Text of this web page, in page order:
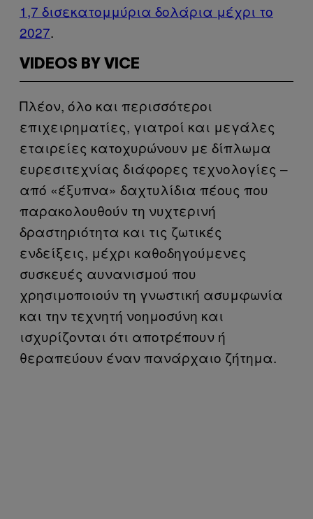
1,7 δισεκατομμύρια δολάρια μέχρι το
2027.
VIDEOS BY VICE
Πλέον, όλο και περισσότεροι
επιχειρηματίες, γιατροί και μεγάλες
εταιρείες κατοχυρώνουν με δίπλωμα
ευρεσιτεχνίας διάφορες τεχνολογίες –
από «έξυπνα» δαχτυλίδια πέους που
παρακολουθούν τη νυχτερινή
δραστηριότητα και τις ζωτικές
ενδείξεις, μέχρι καθοδηγούμενες
συσκευές αυνανισμού που
χρησιμοποιούν τη γνωστική ασυμφωνία
και την τεχνητή νοημοσύνη και
ισχυρίζονται ότι αποτρέπουν ή
θεραπεύουν έναν πανάρχαιο ζήτημα.